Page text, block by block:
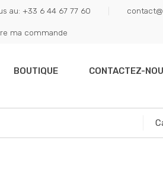
au: +33 6 44 67 77 60
ma commande
BOUTIQUE CONTACTEZ-